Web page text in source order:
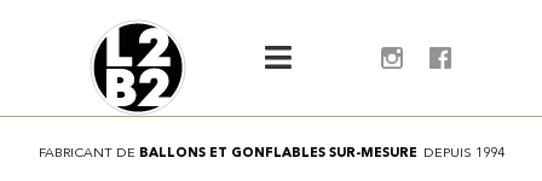
FABRICANT DE BAL LO NS ET GO N F LAB L ES SUR-M ESURE DEPUIS 1994